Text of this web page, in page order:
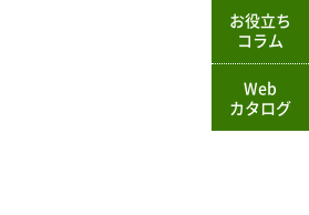
お役立ち
コラム
Web
カタログ